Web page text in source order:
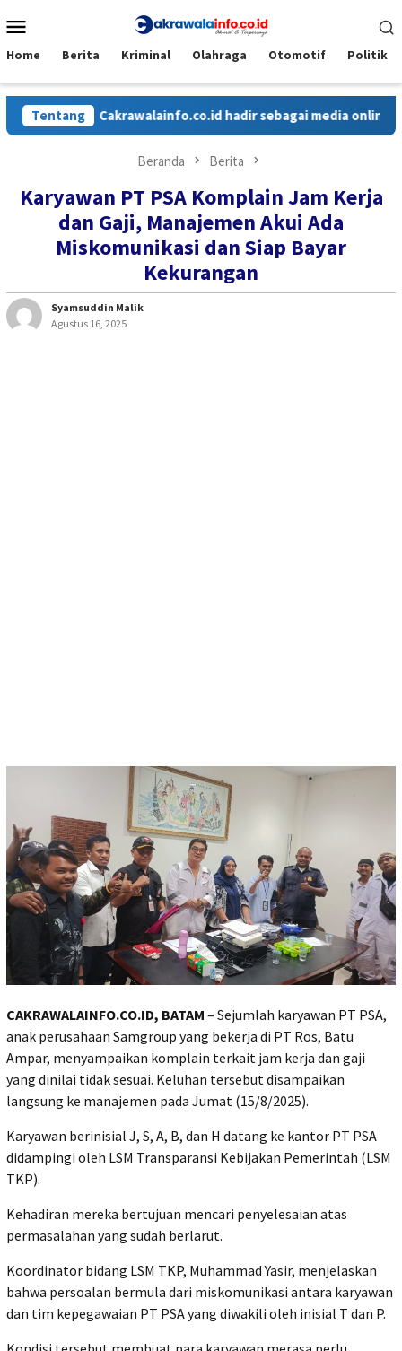
ke
Mobile
Home Berita Kriminal Olahraga Otomotif Politik
Tentang
Cakrawalainfo.co.id hadir sebagai media online yang
Beranda Berita
Karyawan PT PSA Komplain Jam Kerja
dan Gaji, Manajemen Akui Ada
Miskomunikasi dan Siap Bayar
Kekurangan
Syamsuddin Malik
Agustus 16, 2025
CAKRAWALAINFO.CO.ID, BATAM – Sejumlah karyawan PT PSA,
anak perusahaan Samgroup yang bekerja di PT Ros, Batu
Ampar, menyampaikan komplain terkait jam kerja dan gaji
yang dinilai tidak sesuai. Keluhan tersebut disampaikan
langsung ke manajemen pada Jumat (15/8/2025).
‎Karyawan berinisial J, S, A, B, dan H datang ke kantor PT PSA
didampingi oleh LSM Transparansi Kebijakan Pemerintah (LSM
TKP).
Kehadiran mereka bertujuan mencari penyelesaian atas
permasalahan yang sudah berlarut.
‎Koordinator bidang LSM TKP, Muhammad Yasir, menjelaskan
bahwa persoalan bermula dari miskomunikasi antara karyawan
dan tim kepegawaian PT PSA yang diwakili oleh inisial T dan P.